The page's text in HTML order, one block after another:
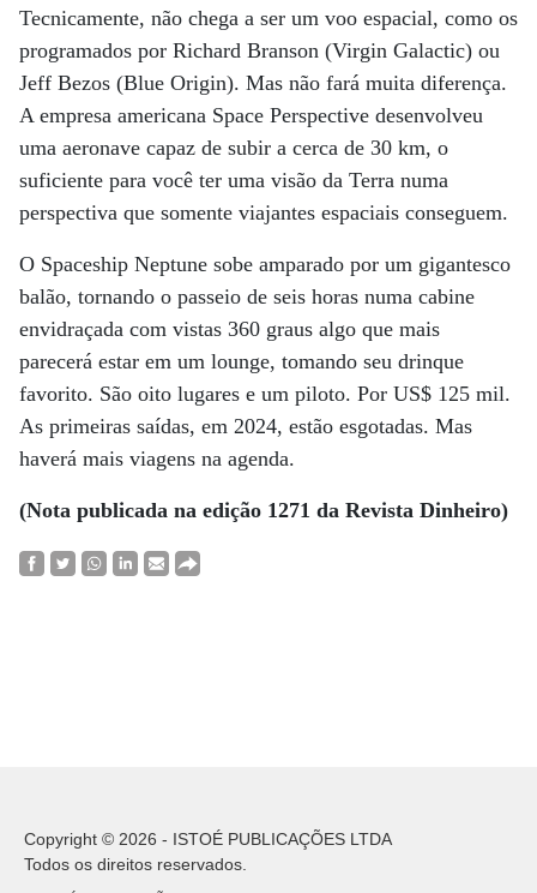
Tecnicamente, não chega a ser um voo espacial, como os
programados por Richard Branson (Virgin Galactic) ou
Jeff Bezos (Blue Origin). Mas não fará muita diferença.
A empresa americana Space Perspective desenvolveu
uma aeronave capaz de subir a cerca de 30 km, o
suficiente para você ter uma visão da Terra numa
perspectiva que somente viajantes espaciais conseguem.
O Spaceship Neptune sobe amparado por um gigantesco
balão, tornando o passeio de seis horas numa cabine
envidraçada com vistas 360 graus algo que mais
parecerá estar em um lounge, tomando seu drinque
favorito. São oito lugares e um piloto. Por US$ 125 mil.
As primeiras saídas, em 2024, estão esgotadas. Mas
haverá mais viagens na agenda.
(Nota publicada na edição 1271 da Revista Dinheiro)
Copyright © 2026 - ISTOÉ PUBLICAÇÕES LTDA
Todos os direitos reservados.